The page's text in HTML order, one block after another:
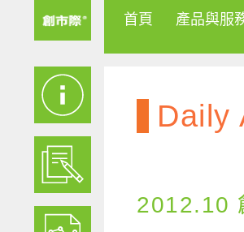
首頁 產品與服
Daily
2012.10